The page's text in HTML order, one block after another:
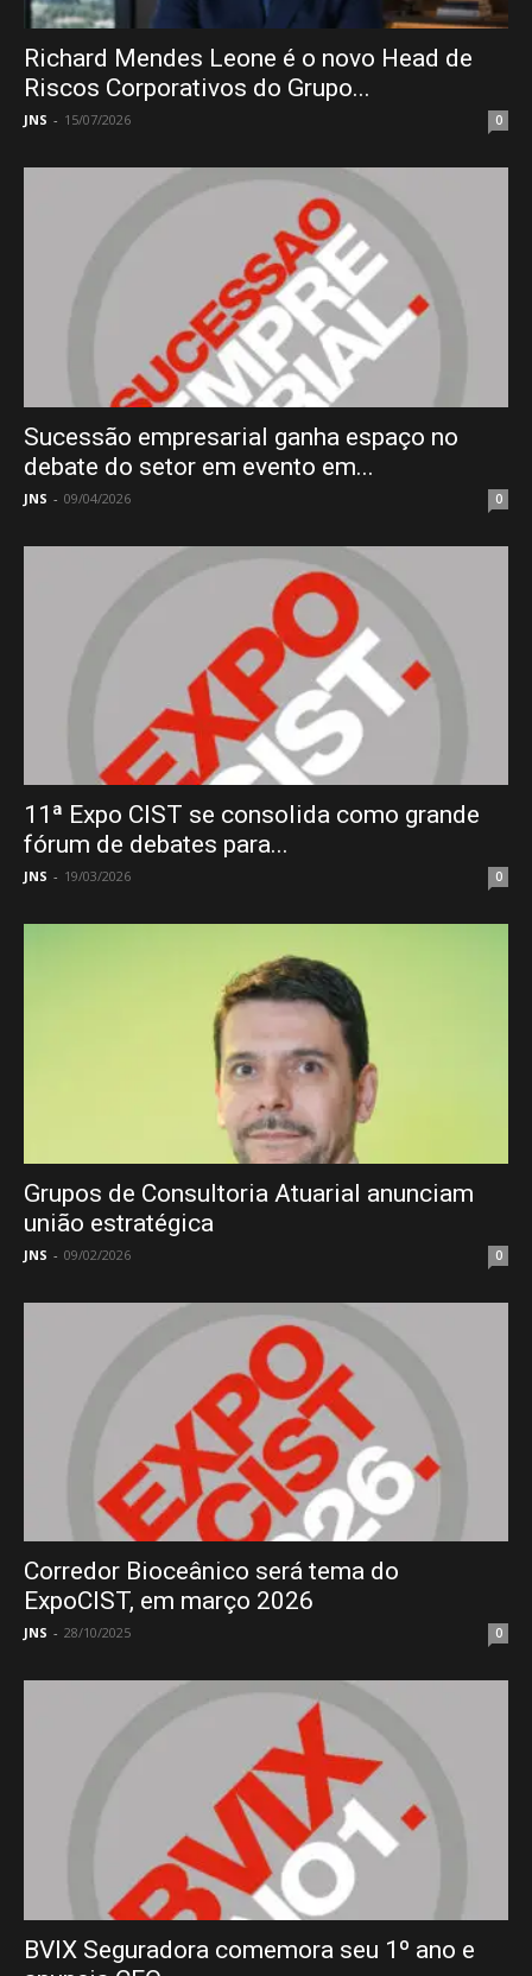
Richard Mendes Leone é o novo Head de
Riscos Corporativos do Grupo...
JNS - 15/07/2026 0
Sucessão empresarial ganha espaço no
debate do setor em evento em...
JNS - 09/04/2026 0
11ª Expo CIST se consolida como grande
fórum de debates para...
JNS - 19/03/2026 0
Grupos de Consultoria Atuarial anunciam
união estratégica
JNS - 09/02/2026 0
Corredor Bioceânico será tema do
ExpoCIST, em março 2026
JNS - 28/10/2025 0
BVIX Seguradora comemora seu 1º ano e